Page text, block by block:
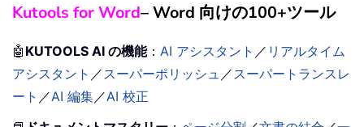
Kutools for Word– Word 向けの100+ツール
🤖 KUTOOLS AI の機能： AI アシスタント ／ リアルタイム
アシスタント ／ スーパーポリッシュ ／ スーパートランスレ
ート ／AI 編集／AI 校正